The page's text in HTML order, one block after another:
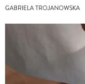
GABRIELA TROJANOWSKA